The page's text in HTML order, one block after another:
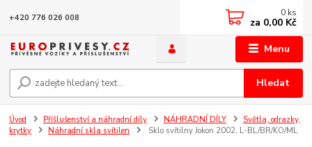
Menu
Hledat
+420 776 026 008 0 ks
za 0,00 Kč
Úvod Příšlušenství a náhradní díly NÁHRADNÍ DÍLY
Světla, odrazky,
krytky
Náhradní skla svítilen Sklo svítilny Jokon 2002, L-BL/BR/KO/ML